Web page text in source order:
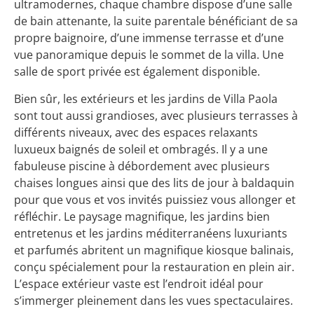
ultramodernes, chaque chambre dispose d’une salle
de bain attenante, la suite parentale bénéficiant de sa
propre baignoire, d’une immense terrasse et d’une
vue panoramique depuis le sommet de la villa. Une
salle de sport privée est également disponible.
Bien sûr, les extérieurs et les jardins de Villa Paola
sont tout aussi grandioses, avec plusieurs terrasses à
différents niveaux, avec des espaces relaxants
luxueux baignés de soleil et ombragés. Il y a une
fabuleuse piscine à débordement avec plusieurs
chaises longues ainsi que des lits de jour à baldaquin
pour que vous et vos invités puissiez vous allonger et
réfléchir. Le paysage magnifique, les jardins bien
entretenus et les jardins méditerranéens luxuriants
et parfumés abritent un magnifique kiosque balinais,
conçu spécialement pour la restauration en plein air.
L’espace extérieur vaste est l’endroit idéal pour
s’immerger pleinement dans les vues spectaculaires.